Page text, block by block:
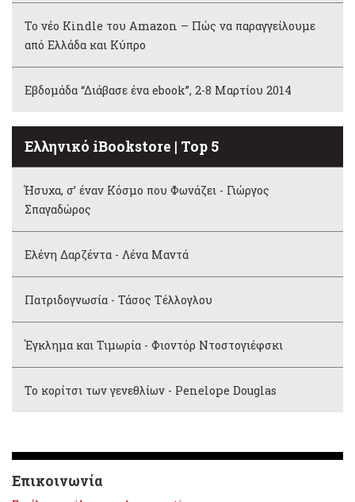
Το νέο Kindle του Amazon – Πώς να παραγγείλουμε
από Ελλάδα και Κύπρο
Εβδομάδα “Διάβασε ένα ebook”, 2-8 Μαρτίου 2014
Ελληνικό iBookstore | Top 5
Ήσυχα, σ’ έναν Κόσμο που Φωνάζει - Γιώργος
Σπαγαδώρος
Ελένη Δαρζέντα - Λένα Μαντά
Πατριδογνωσία - Τάσος Τέλλογλου
Έγκλημα και Τιμωρία - Φιοντόρ Ντοστογιέφσκι
Το κορίτσι των γενεθλίων - Penelope Douglas
Επικοινωνία